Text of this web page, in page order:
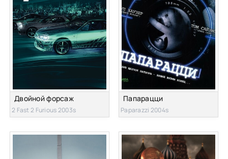
Двойной форсаж
2 Fast 2 Furious 2003s
Папарацци
Paparazzi 2004s